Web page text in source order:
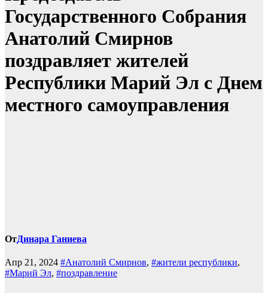
Государственного Собрания
Анатолий Смирнов
поздравляет жителей
Республики Марий Эл с Днем
местного самоуправления
ОтДинара Ганиева
Апр 21, 2024 #Анатолий Смирнов, #жители республики,
#Марий Эл, #поздравление